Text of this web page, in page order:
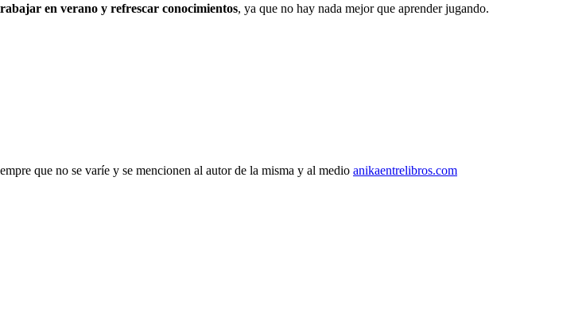
en verano y refrescar conocimientos, ya que no hay nada mejor que aprender jugando.
que no se varíe y se mencionen al autor de la misma y al medio anikaentrelibros.com